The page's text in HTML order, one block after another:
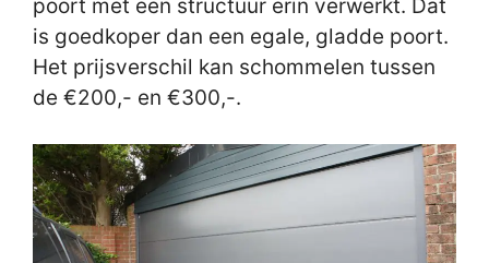
poort met een structuur erin verwerkt. Dat
is goedkoper dan een egale, gladde poort.
Het prijsverschil kan schommelen tussen
de €200,- en €300,-.